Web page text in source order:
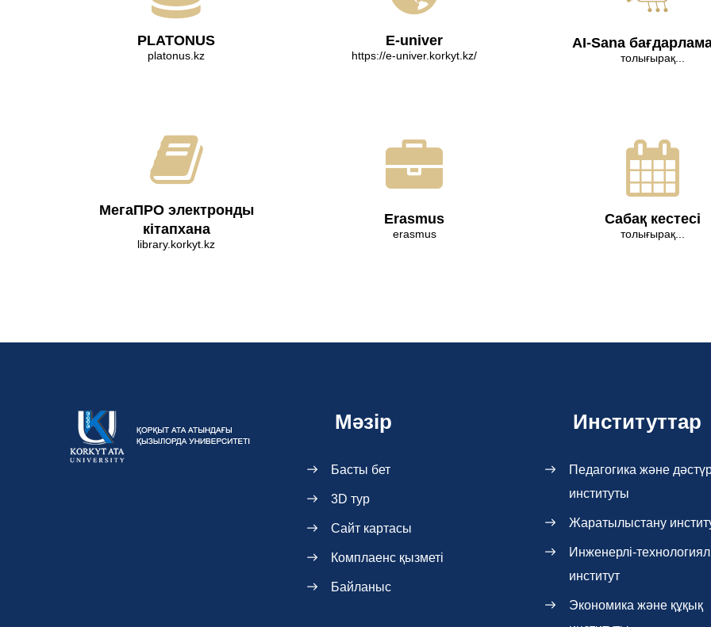
PLATONUS
platonus.kz
E-univer
https://e-univer.korkyt.kz/
AI-Sana
толығырақ...
МегаПРО электронды
кітапхана
library.korkyt.kz
Erasmus
erasmus
Сабақ кестесі
толығырақ...
Мәзір
Басты бет
3D тур
Сайт картасы
Комплаенс қызметі
Байланыс
Институттар
Педагогика және
институты
Жаратылыстану
Инженерлі-
институт
Экономика және құқық